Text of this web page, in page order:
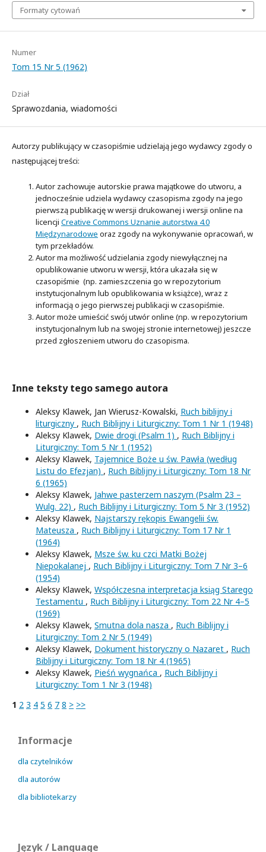
Formaty cytowań
Numer
Tom 15 Nr 5 (1962)
Dział
Sprawozdania, wiadomości
Autorzy publikujący w czasopiśmie udzielają jego wydawcy zgody o
następującej treści:
Autor zachowuje autorskie prawa majątkowe do utworu, a
jednocześnie udziela wydawcy czasopisma zgody na jego
pierwszą publikację w wersji drukowanej i wersji online na
licencji Creative Commons Uznanie autorstwa 4.0
Międzynarodowe oraz zgody na wykonywanie opracowań, w
tym przekładów.
Autor ma możliwość udzielania zgody niewyłącznej na
opublikowanie utworu w wersji, która ukazała się w
czasopiśmie (np. zamieszczenia go w repozytorium
instytucjonalnym lub opublikowania w książce), wraz z
informacją o jego pierwszej publikacji w czasopiśmie.
Autor może umieścić swój utwór online (np. w repozytorium
instytucjonalnym lub na swojej stronie internetowej) jeszcze
przed zgłoszeniem utworu do czasopisma.
Inne teksty tego samego autora
Aleksy Klawek, Jan Wierusz-Kowalski, Ruch biblijny i
liturgiczny , Ruch Biblijny i Liturgiczny: Tom 1 Nr 1 (1948)
Aleksy Klawek, Dwie drogi (Psalm 1) , Ruch Biblijny i
Liturgiczny: Tom 5 Nr 1 (1952)
Aleksy Klawek, Tajemnice Boże u św. Pawła (według
Listu do Efezjan) , Ruch Biblijny i Liturgiczny: Tom 18 Nr
6 (1965)
Aleksy Klawek, Jahwe pasterzem naszym (Psalm 23 –
Wulg. 22) , Ruch Biblijny i Liturgiczny: Tom 5 Nr 3 (1952)
Aleksy Klawek, Najstarszy rękopis Ewangelii św.
Mateusza , Ruch Biblijny i Liturgiczny: Tom 17 Nr 1
(1964)
Aleksy Klawek, Msze św. ku czci Matki Bożej
Niepokalanej , Ruch Biblijny i Liturgiczny: Tom 7 Nr 3–6
(1954)
Aleksy Klawek, Współczesna interpretacja ksiąg Starego
Testamentu , Ruch Biblijny i Liturgiczny: Tom 22 Nr 4–5
(1969)
Aleksy Klawek, Smutna dola nasza , Ruch Biblijny i
Liturgiczny: Tom 2 Nr 5 (1949)
Aleksy Klawek, Dokument historyczny o Nazaret , Ruch
Biblijny i Liturgiczny: Tom 18 Nr 4 (1965)
Aleksy Klawek, Pieśń wygnańca , Ruch Biblijny i
Liturgiczny: Tom 1 Nr 3 (1948)
1 2 3 4 5 6 7 8 > >>
Informacje
dla czytelników
dla autorów
dla bibliotekarzy
Język / Language